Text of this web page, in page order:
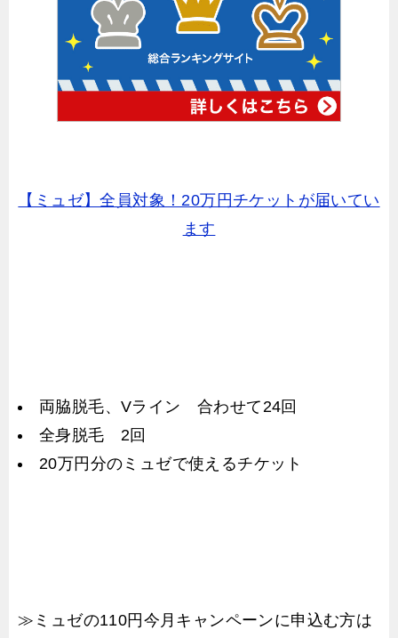
【ミュゼ】全員対象！20万円チケットが届いてい
ます
両脇脱毛、Vライン 合わせて24回
全身脱毛 2回
20万円分のミュゼで使えるチケット
≫ミュゼの110円今月キャンペーンに申込む方は